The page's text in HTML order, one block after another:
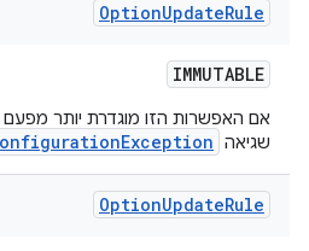
OptionUpdateRule
IMMUTABLE
אם האפשרות הזו מוגדרת יותר
שגיאה
OptionUpdateRule